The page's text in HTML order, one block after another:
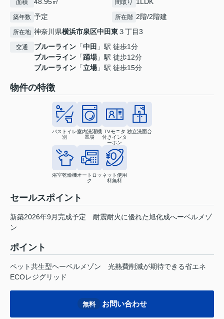
面積 間取り
築年数 予定 所在階 2階/2階建
所在地 神奈川県横浜市泉区中田東３丁目3
交通 ブルーライン 「中田 」駅 徒歩1分
ブルーライン 「踊場」駅 徒歩12分
ブルーライン 「立場」駅 徒歩15分
物件の特徴
バストイレ
別
室内洗濯機
置場
TVモニタ
付きインタ
ーホン
独立洗面台
浴室乾燥機オートロッ
ク
ネット使用
料無料
セールスポイント
新築2026年9月完成予定 耐震耐火に優れた旭化成へーベルメゾ
ン
ポイント
ペット共生型ヘーベルメゾン
光熱費削減が期待できる省エネ
ECOレジグリッド
無料 お問い合わせ